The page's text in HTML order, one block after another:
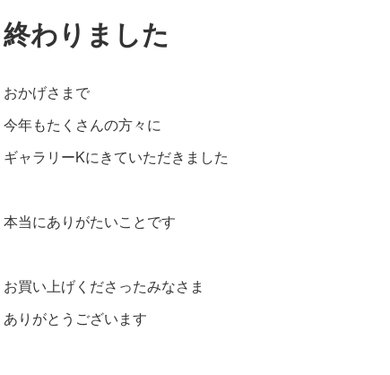
終わりました
おかげさまで
今年もたくさんの方々に
ギャラリーKにきていただきました
本当にありがたいことです
お買い上げくださったみなさま
ありがとうございます